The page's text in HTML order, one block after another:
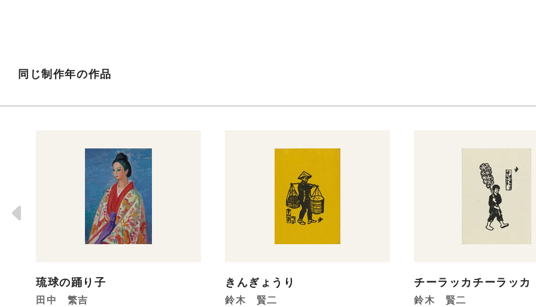
同じ制作年の作品
琉球の踊り子
田中 繁吉
きんぎょうり
鈴木 賢二
チーラッカチーラッカ
鈴木 賢二